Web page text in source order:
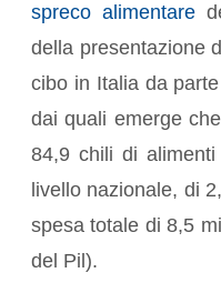
spreco alimentare
della presentazione
cibo in Italia da
dai quali emerge
84,9 chili di
livello nazionale, di
spesa totale di 8,5
del Pil).